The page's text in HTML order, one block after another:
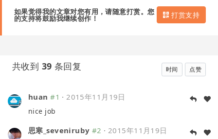
如果觉得我的文章对您有用，请随意打赏。您
的支持将鼓励我继续创作！ 打赏支持
共收到 39 条回复 时间 点赞
huan #1 ·2015年11月19日
nice job
思寒_seveniruby #2 · 2015年11月19日